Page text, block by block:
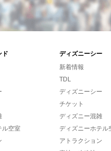
ド ディズニーシー
ル空室
新着情報
TDL
ディズニーシー
チケット
ディズニー混雑
ディズニーホテル
アトラクション